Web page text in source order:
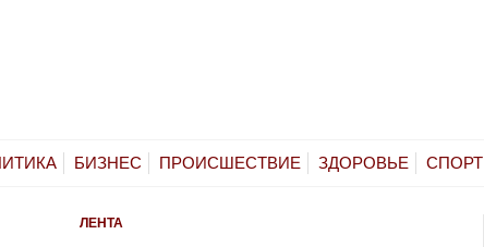
БИЗНЕС ПРОИСШЕСТВИЕ ЗДОРОВЬЕ СПОРТ
ЛЕНТА